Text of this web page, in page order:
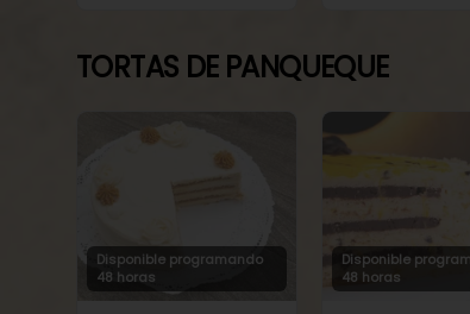
TORTAS DE PANQUEQUE
Disponible programando
48 horas
Disponible
48 horas